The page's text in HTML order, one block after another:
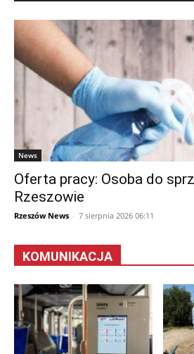
News
Oferta pracy: Osoba do
Rzeszowie
Rzeszów News - 7 sierpnia 2026 06:11
KOMUNIKACJA